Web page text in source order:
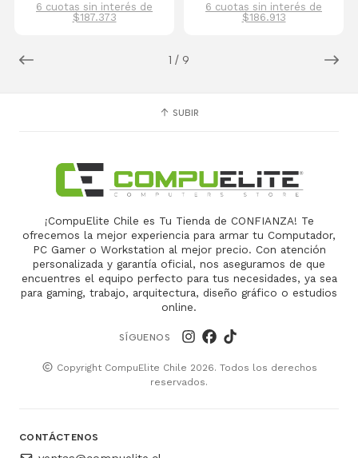
1 / 9
6 cuotas sin interés de
$187.373
6 cuotas sin interés de
$186.913
SUBIR
¡CompuElite Chile es Tu Tienda de CONFIANZA! Te
ofrecemos la mejor experiencia para armar tu Computador,
PC Gamer o Workstation al mejor precio. Con atención
personalizada y garantía oficial, nos aseguramos de que
encuentres el equipo perfecto para tus necesidades, ya sea
para gaming, trabajo, arquitectura, diseño gráfico o estudios
online.
SÍGUENOS
Copyright CompuElite Chile 2026. Todos los derechos
reservados.
CONTÁCTENOS